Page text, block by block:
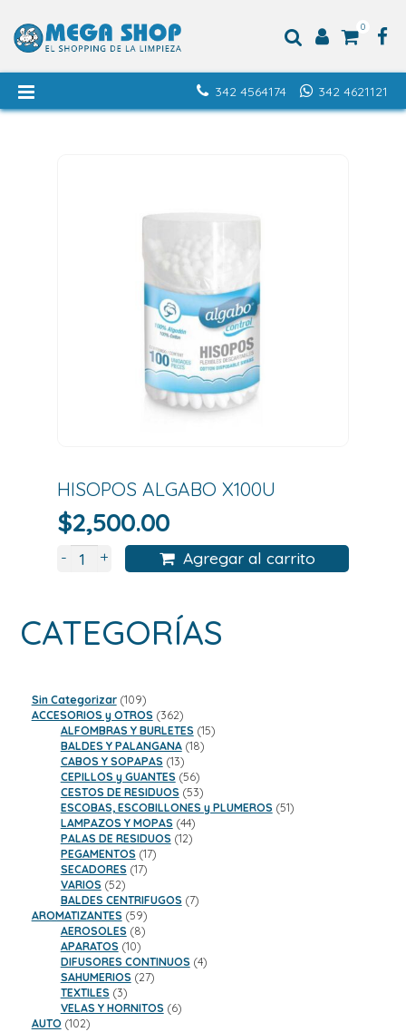
0
342 4621121
342 4564174
HISOPOS ALGABO X100U
$2,500.00
- + Agregar al carrito
CATEGORÍAS
Sin Categorizar 109109
productos
ACCESORIOS y OTROS 362362
productos
ALFOMBRAS Y BURLETES 1515
BALDES Y PALANGANA 1818
CABOS Y SOPAPAS 1313
productos
CEPILLOS y GUANTES 5656
productos
CESTOS DE RESIDUOS 5353
productos
ESCOBAS, ESCOBILLONES y PLUMEROS 5151
LAMPAZOS Y MOPAS 4444
productos
PALAS DE RESIDUOS 1212
PEGAMENTOS 1717
SECADORES 1717
VARIOS 5252
productos
BALDES CENTRIFUGOS 77
AROMATIZANTES 5959
productos
AEROSOLES 88
productos
APARATOS 1010
productos
DIFUSORES CONTINUOS 44
SAHUMERIOS 2727
TEXTILES 33
productos
VELAS Y HORNITOS 66
AUTO 102102